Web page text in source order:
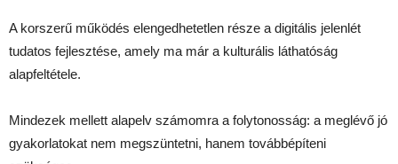
A korszerű működés elengedhetetlen része a digitális jelenlét
tudatos fejlesztése, amely ma már a kulturális láthatóság
alapfeltétele.
Mindezek mellett alapelv számomra a folytonosság: a meglévő jó
gyakorlatokat nem megszüntetni, hanem továbbépíteni